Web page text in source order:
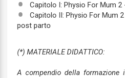
Capitolo I: Physio For Mum
Capitolo II: Physio For Mum
post parto
(*) MATERIALE DIDATTICO:
A compendio della